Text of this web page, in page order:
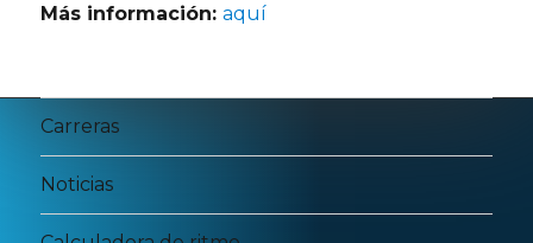
Más información:aquí
Carreras
Noticias